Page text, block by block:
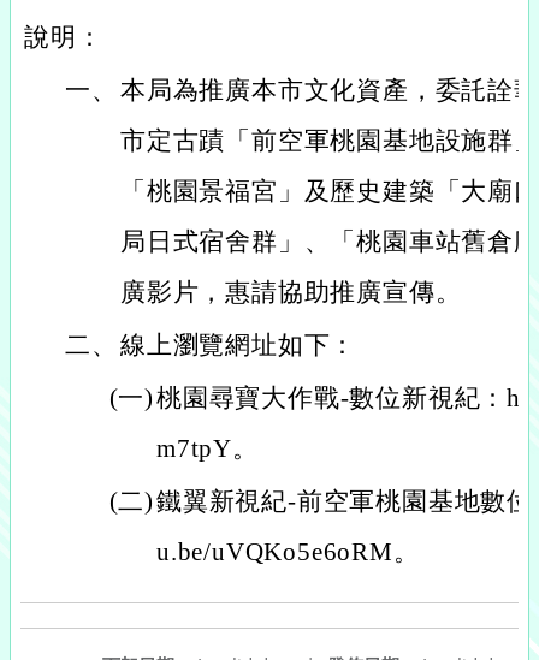
說明：
一、 本局為推廣本市文化資產，委託詮
市定古蹟「前空軍桃園基地設施群
「桃園景福宮」及歷史建築「大廟
局日式宿舍群」、「桃園車站舊倉
廣影片，惠請協助推廣宣傳。
二、 線上瀏覽網址如下：
(一)桃園尋寶大作戰-數位新視紀：
m7tpY。
(二)鐵翼新視紀-前空軍桃園基地數
u.be/uVQKo5e6oRM。